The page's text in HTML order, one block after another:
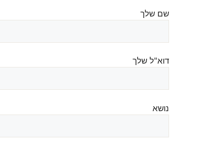
שם שלך
דוא"ל שלך
נושא